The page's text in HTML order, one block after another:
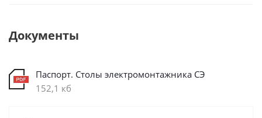
Документы
Паспорт. Столы электромонтажника СЭ
152,1 кб